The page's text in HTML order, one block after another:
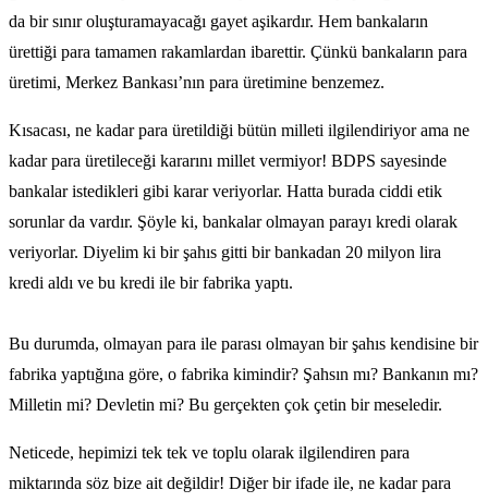
da bir sınır oluşturamayacağı gayet aşikardır. Hem bankaların
ürettiği para tamamen rakamlardan ibarettir. Çünkü bankaların para
üretimi, Merkez Bankası’nın para üretimine benzemez.
Kısacası, ne kadar para üretildiği bütün milleti ilgilendiriyor ama ne
kadar para üretileceği kararını millet vermiyor! BDPS sayesinde
bankalar istedikleri gibi karar veriyorlar. Hatta burada ciddi etik
sorunlar da vardır. Şöyle ki, bankalar olmayan parayı kredi olarak
veriyorlar. Diyelim ki bir şahıs gitti bir bankadan 20 milyon lira
kredi aldı ve bu kredi ile bir fabrika yaptı.
Bu durumda, olmayan para ile parası olmayan bir şahıs kendisine bir
fabrika yaptığına göre, o fabrika kimindir? Şahsın mı? Bankanın mı?
Milletin mi? Devletin mi? Bu gerçekten çok çetin bir meseledir.
Neticede, hepimizi tek tek ve toplu olarak ilgilendiren para
miktarında söz bize ait değildir! Diğer bir ifade ile, ne kadar para